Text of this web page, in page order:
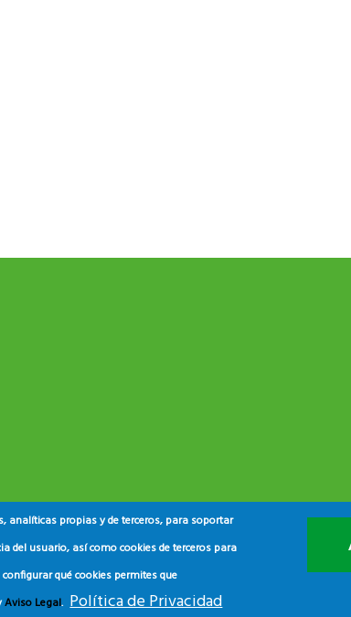
analíticas propias y de terceros, para soportar
del usuario, así como cookies de terceros para
qué cookies permites que
Aviso Legal. Política de Privacidad